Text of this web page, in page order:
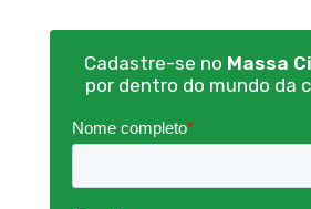
Cadastre-se no Massa
por dentro do mundo da